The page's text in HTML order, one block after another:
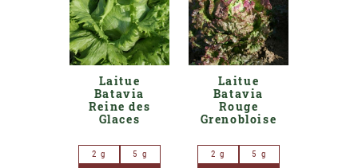
Laitue
Batavia
Reine des
Glaces
2 g
5 g
Laitue
Batavia
Rouge
Grenobloise
2 g
5 g